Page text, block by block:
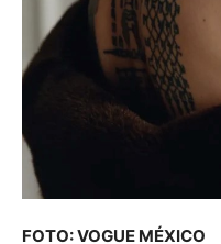
FOTO: VOGUE MÉXICO